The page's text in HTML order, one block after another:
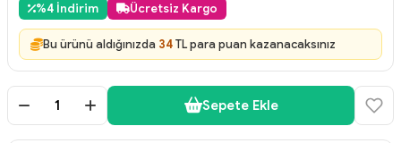
%4 İndirim Ücretsiz Kargo
Bu ürünü aldığınızda 34TL para puan kazanacaksınız
Sepete Ekle